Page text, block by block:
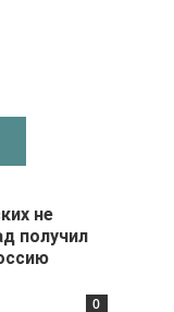
не
получил
0